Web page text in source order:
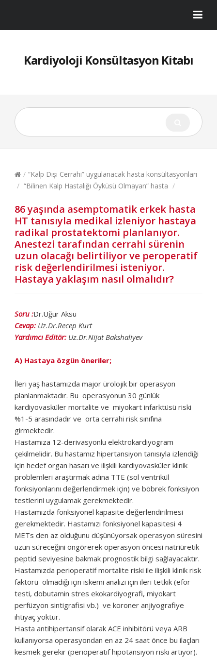
Kardiyoloji Konsültasyon Kitabı
/ “Kalp Dışı Cerrahi” uygulanacak hasta konsültasyonları
/ “Bilinen Kalp Hastalığı Öyküsü Olmayan” hasta /
86 yaşında asemptomatik erkek hasta
HT tanısıyla medikal izleniyor hastaya
radikal prostatektomi planlanıyor.
Anestezi tarafından cerrahi sürenin
uzun olacağı belirtiliyor ve peroperatif
risk değerlendirilmesi isteniyor.
Hastaya yaklaşım nasıl olmalıdır?
Soru :Dr.Uğur Aksu
Cevap: Uz.Dr.Recep Kurt
Yardımcı Editör: Uz.Dr.Nijat Bakshaliyev
A) Hastaya özgün öneriler;
İleri yaş hastamızda major ürolojik bir operasyon
planlanmaktadır. Bu operasyonun 30 günlük
kardiyovasküler mortalite ve miyokart infarktüsü riski
%1-5 arasındadır ve orta cerrahi risk sınıfına
girmektedir.
Hastamıza 12-derivasyonlu elektrokardiyogram
çekilmelidir. Bu hastamız hipertansiyon tanısıyla izlendiği
için hedef organ hasarı ve ilişkili kardiyovasküler klinik
problemleri araştırmak adına TTE (sol ventrikül
fonksiyonlarını değerlendirmek için) ve böbrek fonksiyon
testlerini uygulamak gerekmektedir.
Hastamızda fonksiyonel kapasite değerlendirilmesi
gerekmektedir. Hastamızı fonksiyonel kapasitesi 4
METs den az olduğunu düşünüyorsak operasyon süresini
uzun süreceğini öngörerek operasyon öncesi natriüretik
peptid seviyesine bakmak prognostik bilgi sağlayacaktır.
Hastamızda perioperatif mortalite riski ile ilişkili klinik risk
faktörü olmadığı için iskemi analizi için ileri tetkik (efor
testi, dobutamin stres ekokardiyografi, miyokart
perfüzyon sintigrafisi vb.) ve koroner anjiyografiye
ihtiyaç yoktur.
Hasta antihipertansif olarak ACE inhibitörü veya ARB
kullanıyorsa operasyondan en az 24 saat önce bu ilaçları
kesmek gerekir (perioperatif hipotansiyon riski artıyor).